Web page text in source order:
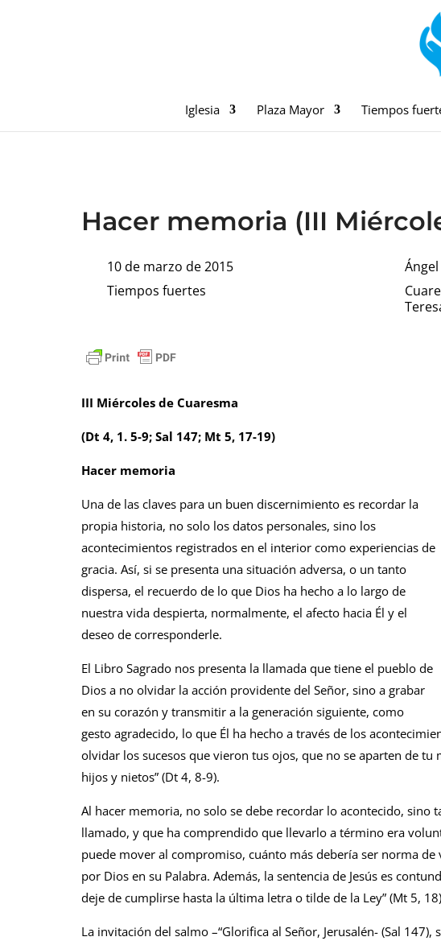
Iglesia Plaza Mayor Tiempos
Hacer memoria (III
10 de marzo de 2015
Tiempos fuertes
III Miércoles de Cuaresma
(Dt 4, 1. 5-9; Sal 147; Mt 5, 17-19)
Hacer memoria
Una de las claves para un buen discernimiento es recordar la
propia historia, no solo los datos personales, sino los
acontecimientos registrados en el interior como experiencias de
gracia. Así, si se presenta una situación adversa, o un tanto
dispersa, el recuerdo de lo que Dios ha hecho a lo largo de
nuestra vida despierta, normalmente, el afecto hacia Él y el
deseo de corresponderle.
El Libro Sagrado nos presenta la llamada que tiene el pueblo de
Dios a no olvidar la acción providente del Señor, sino a grabar
en su corazón y transmitir a la generación siguiente, como
gesto agradecido, lo que Él ha hecho a través de los
olvidar los sucesos que vieron tus ojos, que no se aparten de
hijos y nietos” (Dt 4, 8-9).
Al hacer memoria, no solo se debe recordar lo acontecido, sino
llamado, y que ha comprendido que llevarlo a término era
puede mover al compromiso, cuánto más debería ser norma
por Dios en su Palabra. Además, la sentencia de Jesús es
deje de cumplirse hasta la última letra o tilde de la Ley” (Mt 5,
La invitación del salmo –“Glorifica al Señor, Jerusalén- (Sal